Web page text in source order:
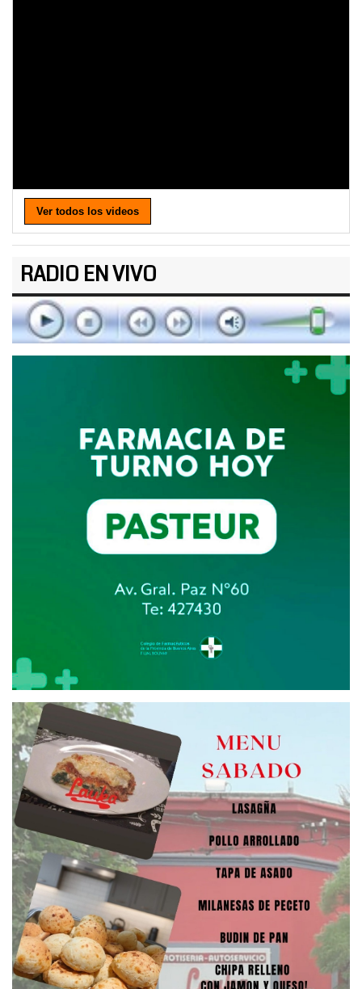
Ver todos los videos
RADIO EN VIVO